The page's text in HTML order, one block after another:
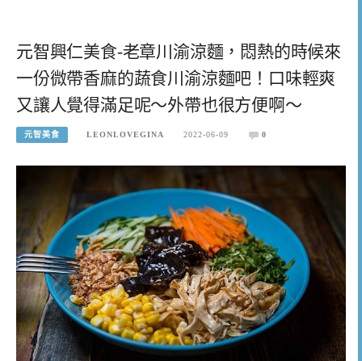
元智興仁美食-老章川渝涼麵，悶熱的時候來
一份微帶香麻的蔬食川渝涼麵吧！口味輕爽
又讓人覺得滿足呢～外帶也很方便啊～
元智美食 LEONLOVEGINA 2022-06-09 0